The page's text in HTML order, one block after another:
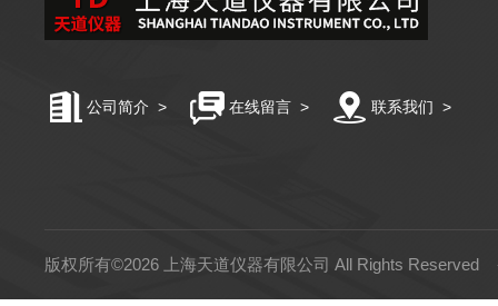
公司简介 > 在线留言 > 联系我们 >
版权所有©2026 上海天道仪器有限公司 All Rights Reserved